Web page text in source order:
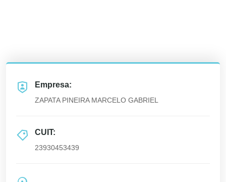
Empresa:
ZAPATA PINEIRA MARCELO GABRIEL
CUIT:
23930453439